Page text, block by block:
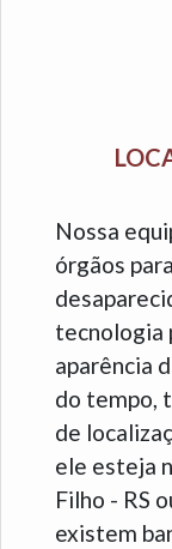
Nossa
órgãos
tecnologia
aparência
do tempo,
de
ele esteja
Filho - RS
existem